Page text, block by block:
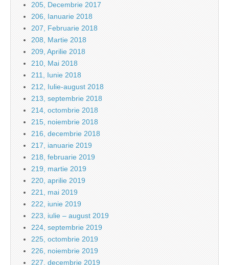
205, Decembrie 2017
206, Ianuarie 2018
207, Februarie 2018
208, Martie 2018
209, Aprilie 2018
210, Mai 2018
211, Iunie 2018
212, Iulie-august 2018
213, septembrie 2018
214, octombrie 2018
215, noiembrie 2018
216, decembrie 2018
217, ianuarie 2019
218, februarie 2019
219, martie 2019
220, aprilie 2019
221, mai 2019
222, iunie 2019
223, iulie – august 2019
224, septembrie 2019
225, octombrie 2019
226, noiembrie 2019
227, decembrie 2019